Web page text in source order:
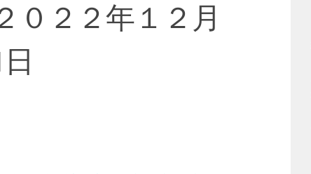
０２２年１２月